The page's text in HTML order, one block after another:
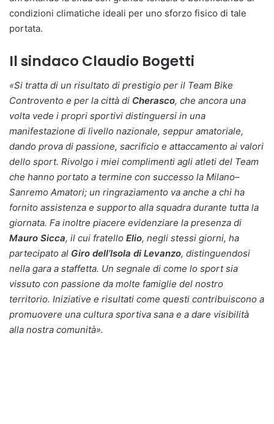
condizioni climatiche ideali per uno sforzo fisico di tale
portata.
Il sindaco Claudio Bogetti
«Si tratta di un risultato di prestigio per il Team Bike
Controvento e per la città di Cherasco, che ancora una
volta vede i propri sportivi distinguersi in una
manifestazione di livello nazionale, seppur amatoriale,
dando prova di passione, sacrificio e attaccamento ai valori
dello sport. Rivolgo i miei complimenti agli atleti del Team
che hanno portato a termine con successo la Milano–
Sanremo Amatori; un ringraziamento va anche a chi ha
fornito assistenza e supporto alla squadra durante tutta la
giornata. Fa inoltre piacere evidenziare la presenza di
Mauro Sicca, il cui fratello Elio, negli stessi giorni, ha
partecipato al Giro dell’Isola di Levanzo, distinguendosi
nella gara a staffetta. Un segnale di come lo sport sia
vissuto con passione da molte famiglie del nostro
territorio. Iniziative e risultati come questi contribuiscono a
promuovere una cultura sportiva sana e a dare visibilità
alla nostra comunità».